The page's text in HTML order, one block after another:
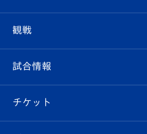
クラブ
試合情報
クラブ概要
エンブレム紹介
観戦
観戦ルール
はじめての観戦ガイド
試合情報
試合日程/結果
チケット